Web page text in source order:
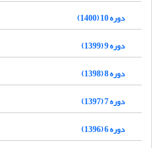
دوره 10 (1400)
دوره 9 (1399)
دوره 8 (1398)
دوره 7 (1397)
دوره 6 (1396)